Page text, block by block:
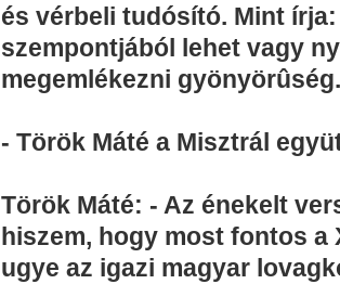
és vérbeli tudósító. Mint
szempontjából lehet vagy
megemlékezni gyönyörûség.
- Török Máté a Misztrál
Török Máté: - Az énekelt
hiszem, hogy most fontos a
ugye az igazi magyar